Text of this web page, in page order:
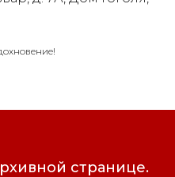
странице.